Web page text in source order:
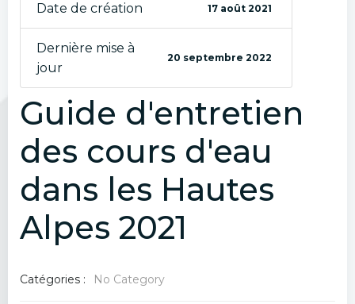
Date de création 17 août 2021
Dernière mise à
jour
20 septembre 2022
Guide d'entretien
des cours d'eau
dans les Hautes
Alpes 2021
Catégories : No Category